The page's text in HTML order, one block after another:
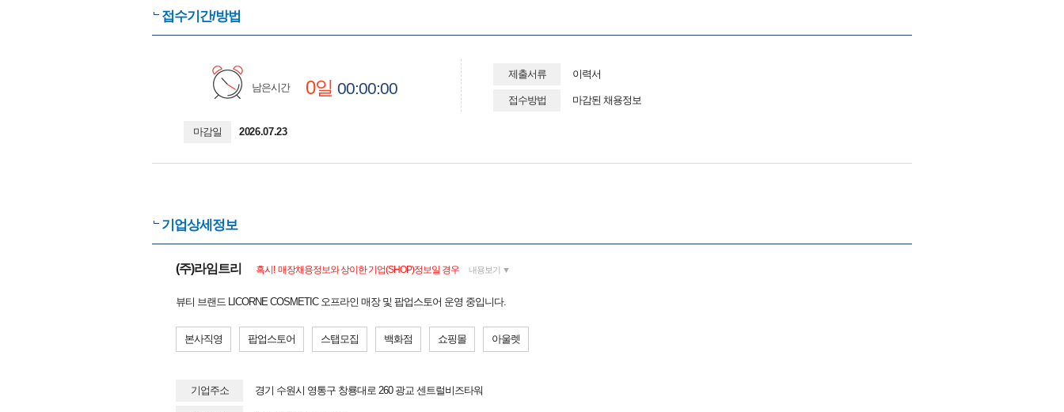
접수기간/방법
남은시간 0일 00:00:00
마감일 2026.07.23
제출서류 이력서
접수방법 마감된 채용정보
기업상세정보
(주)라임트리 혹시! 매장채용정보와 상이한 기업(SHOP)정보일 경우 내용보기 ▼
뷰티 브랜드 LICORNE COSMETIC 오프라인 매장 및 팝업스토어 운영 중입니다.
본사직영 팝업스토어 스탭모집 백화점 쇼핑몰 아울렛
기업주소 경기 수원시 영통구 창룡대로 260 광교 센트럴비즈타워